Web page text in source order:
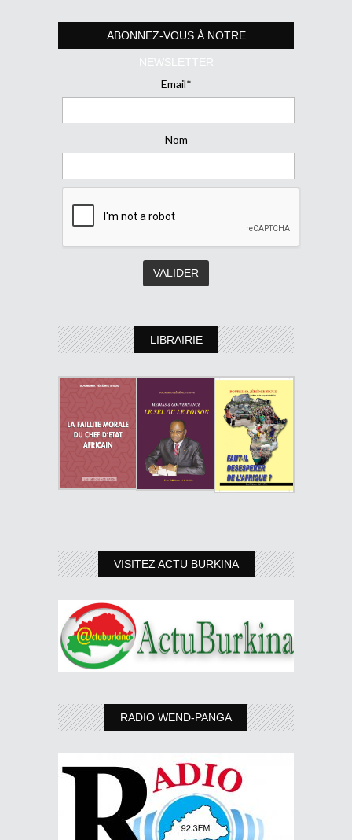
ABONNEZ-VOUS À NOTRE
NEWSLETTER
Email*
Nom
LIBRAIRIE
VISITEZ ACTU BURKINA
RADIO WEND-PANGA